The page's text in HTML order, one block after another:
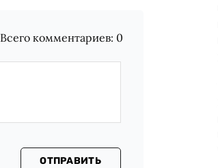
Всего комментариев: 0
ОТПРАВИТЬ